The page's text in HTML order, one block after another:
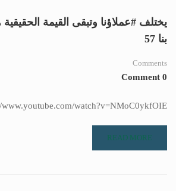
يختلف #عملاؤنا وتبقى القيمة الحقيقية
بنا 57
Comments
0 Comment
www.youtube.com/watch?v=NMoC0ykfOIE
READ MORE